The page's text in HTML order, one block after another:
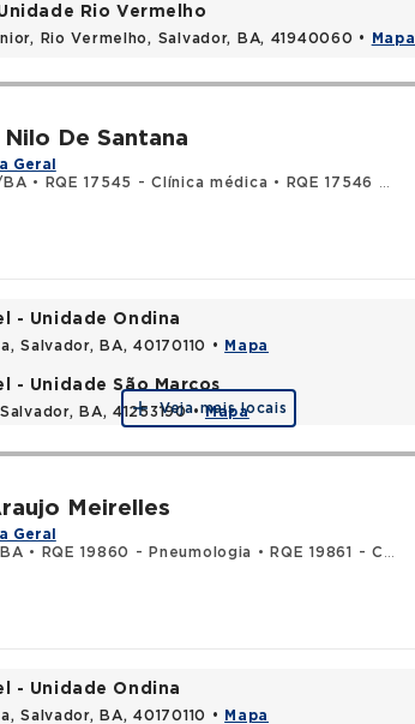
Rio Vermelho
Rio Vermelho, Salvador, BA, 41940060 • Mapa
De Santana
Geral
BA • RQE 17545 - Clínica médica •
RQE 17546 - Pneumologia
- Unidade Ondina
Salvador, BA, 40170110 • Mapa
- Unidade São Marcos
BA, 41253190 •Mapa
Veja mais locais
Meirelles
Geral
• RQE 19860 - Pneumologia •
RQE 19861 - Clínica médica
- Unidade Ondina
Salvador, BA, 40170110 • Mapa